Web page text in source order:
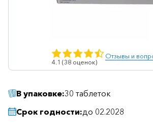
Гематологические
Гепатит
Гинекология
Гомеопатические
4.1 (38 оценок)
Отзывы и
В упаковке:30 таблеток
Срок годности:до 02.2028